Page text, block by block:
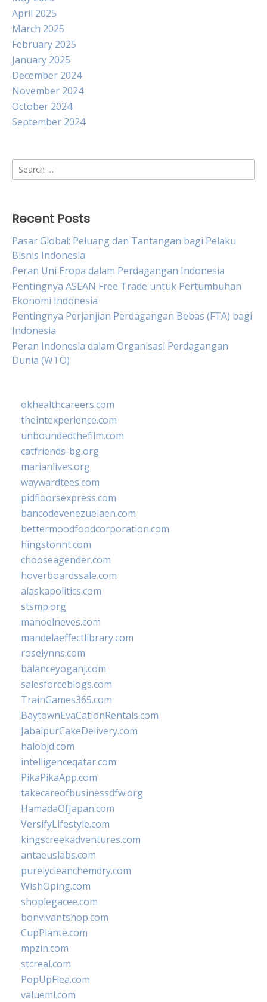
April 2025
March 2025
February 2025
January 2025
December 2024
November 2024
October 2024
September 2024
Search
for:
Recent Posts
Pasar Global: Peluang dan Tantangan bagi Pelaku
Bisnis Indonesia
Peran Uni Eropa dalam Perdagangan Indonesia
Pentingnya ASEAN Free Trade untuk Pertumbuhan
Ekonomi Indonesia
Pentingnya Perjanjian Perdagangan Bebas (FTA) bagi
Indonesia
Peran Indonesia dalam Organisasi Perdagangan
Dunia (WTO)
okhealthcareers.com
theintexperience.com
unboundedthefilm.com
catfriends-bg.org
marianlives.org
waywardtees.com
pidfloorsexpress.com
bancodevenezuelaen.com
bettermoodfoodcorporation.com
hingstonnt.com
chooseagender.com
hoverboardssale.com
alaskapolitics.com
stsmp.org
manoelneves.com
mandelaeffectlibrary.com
roselynns.com
balanceyoganj.com
salesforceblogs.com
TrainGames365.com
BaytownEvaCationRentals.com
JabalpurCakeDelivery.com
halobjd.com
intelligenceqatar.com
PikaPikaApp.com
takecareofbusinessdfw.org
HamadaOfJapan.com
VersifyLifestyle.com
kingscreekadventures.com
antaeuslabs.com
purelycleanchemdry.com
WishOping.com
shoplegacee.com
bonvivantshop.com
CupPlante.com
mpzin.com
stcreal.com
PopUpFlea.com
valueml.com